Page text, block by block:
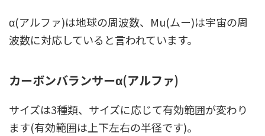
α(アルファ)は地球の周波数、Mu(ムー)は宇宙の周
波数に対応していると言われています。
カーボンバランサーα(アルファ)
サイズは3種類、サイズに応じて有効範囲が変わり
ます(有効範囲は上下左右の半径です)。